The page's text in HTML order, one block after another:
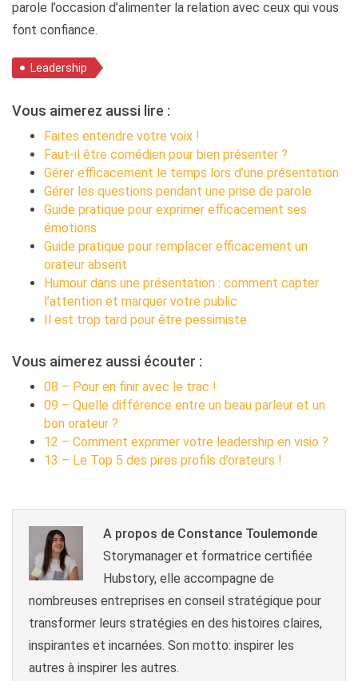
parole l’occasion d’alimenter la relation avec ceux qui vous
font confiance.
Leadership
Vous aimerez aussi lire :
Faites entendre votre voix !
Faut-il être comédien pour bien présenter ?
Gérer efficacement le temps lors d’une présentation
Gérer les questions pendant une prise de parole
Guide pratique pour exprimer efficacement ses
émotions
Guide pratique pour remplacer efficacement un
orateur absent
Humour dans une présentation : comment capter
l’attention et marquer votre public
Il est trop tard pour être pessimiste
Vous aimerez aussi écouter :
08 – Pour en finir avec le trac !
09 – Quelle différence entre un beau parleur et un
bon orateur ?
12 – Comment exprimer votre leadership en visio ?
13 – Le Top 5 des pires profils d’orateurs !
A propos de Constance Toulemonde
Storymanager et formatrice certifiée
Hubstory, elle accompagne de
nombreuses entreprises en conseil stratégique pour
transformer leurs stratégies en des histoires claires,
inspirantes et incarnées. Son motto: inspirer les
autres à inspirer les autres.